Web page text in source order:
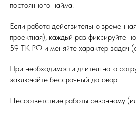
постоянного найма.
Если работа действительно
проектная), каждый раз фиксируйте
59 ТК РФ и меняйте характер задач
При необходимости длительного
заключайте бессрочный договор.
Несоответствие работы сезонному